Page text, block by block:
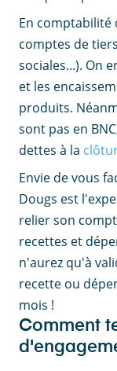
En comptabilité
comptes de
sociales...). On
et les
produits.
sont pas en
dettes à la
Envie de vous
Dougs est
relier son
recettes et
n'aurez qu'à
recette ou
mois !
Comment